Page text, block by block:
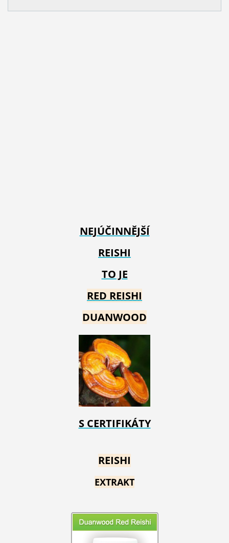
NEJÚČINNĚJŠÍ
REISHI
TO JE
RED REISHI
DUANWOOD
S CERTIFIKÁTY
REISHI
EXTRAKT